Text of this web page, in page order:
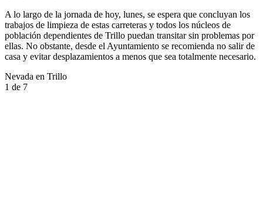
A lo largo de la jornada de hoy, lunes, se espera que concluyan los
trabajos de limpieza de estas carreteras y todos los núcleos de
población dependientes de Trillo puedan transitar sin problemas por
ellas. No obstante, desde el Ayuntamiento se recomienda no salir de
casa y evitar desplazamientos a menos que sea totalmente necesario.
Nevada en Trillo
1 de 7